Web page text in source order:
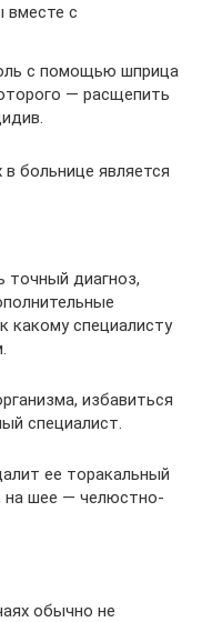
вместе с
с помощью шприца
— расщепить
больнице является
точный диагноз,
какому специалисту
избавиться
специалист.
ее торакальный
на шее — челюстно-
обычно не